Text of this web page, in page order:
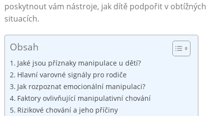
poskytnout vám nástroje, jak dítě podpořit v obtížných
situacích.
Obsah
Jaké jsou příznaky manipulace u dětí?
Hlavní varovné signály pro rodiče
Jak rozpoznat emocionální manipulaci?
Faktory ovlivňující manipulativní chování
Rizikové chování a jeho příčiny